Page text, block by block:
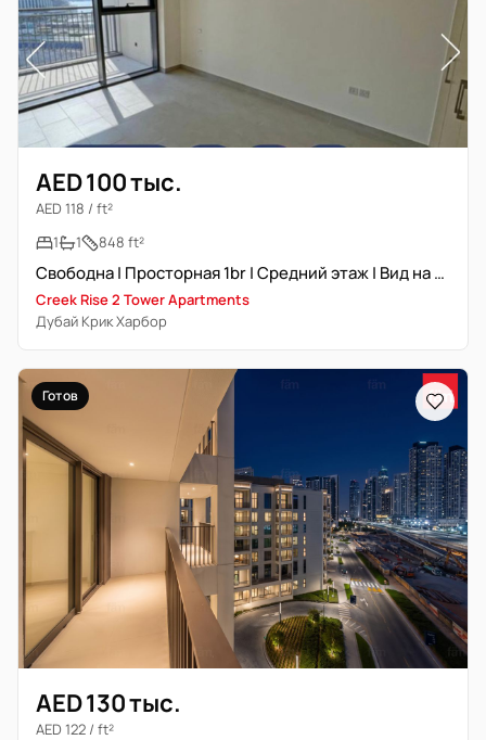
AED 100 тыс.
AED 118 / ft²
1
1 848 ft²
Свободна | Просторная 1br | Средний этаж | Вид на комплекс
Creek Rise 2 Tower Apartments
Дубай Крик Харбор
Готов
AED 130 тыс.
AED 122 / ft²